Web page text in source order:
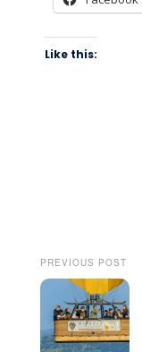
Like this:
PREVIOUS POST